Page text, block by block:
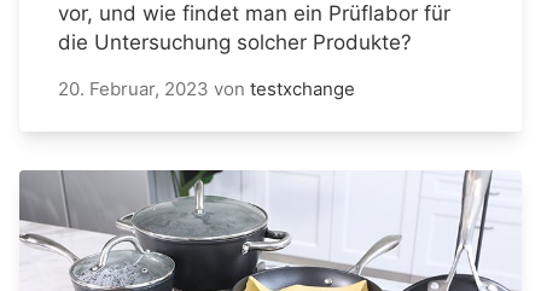
vor, und wie findet man ein Prüflabor für
die Untersuchung solcher Produkte?
20. Februar, 2023 von testxchange